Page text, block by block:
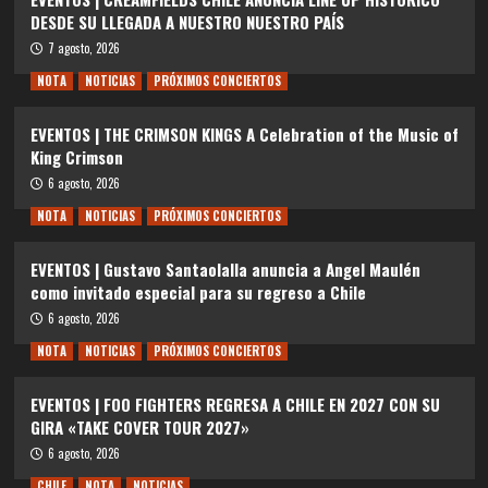
DESDE SU LLEGADA A NUESTRO NUESTRO PAÍS
7 agosto, 2026
NOTA
NOTICIAS PRÓXIMOS CONCIERTOS
EVENTOS | THE CRIMSON KINGS A Celebration of the Music of
King Crimson
6 agosto, 2026
NOTA
NOTICIAS PRÓXIMOS CONCIERTOS
EVENTOS | Gustavo Santaolalla anuncia a Angel Maulén
como invitado especial para su regreso a Chile
6 agosto, 2026
NOTA
NOTICIAS PRÓXIMOS CONCIERTOS
EVENTOS | FOO FIGHTERS REGRESA A CHILE EN 2027 CON SU
GIRA «TAKE COVER TOUR 2027»
6 agosto, 2026